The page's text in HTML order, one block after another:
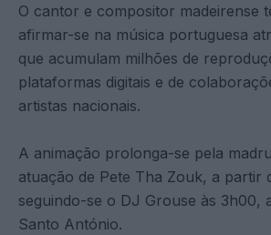
O cantor e compositor madeirense
afirmar-se na música portuguesa
que acumulam milhões de
plataformas digitais e de
artistas nacionais.
A animação prolonga-se pela
atuação de Pete Tha Zouk, a partir
seguindo-se o DJ Grouse às 3h00,
Santo António.